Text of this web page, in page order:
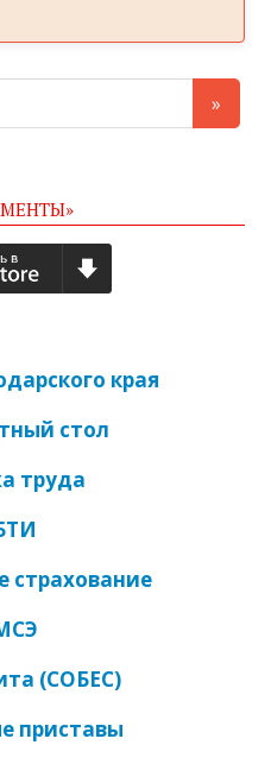
края
стол
труда
страхование
(СОБЕС)
приставы